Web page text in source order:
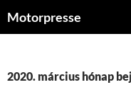
Motorpresse
2020. március hónap